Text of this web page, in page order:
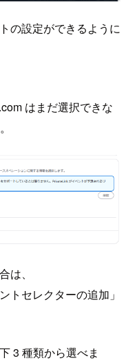
の設定ができるように
はまだ選択できな
は、
トセレクターの追加」
3 種類から選べま